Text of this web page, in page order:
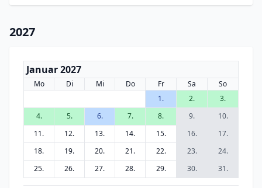
2027
Januar 2027
Mo Di Mi Do Fr Sa
So
1.
2.
3.
4.
5. 6. 7. 8. 9.
10.
11.
12. 13. 14. 15. 16.
17.
18.
19. 20. 21. 22. 23.
24.
25.
26. 27. 28. 29. 30. 31.